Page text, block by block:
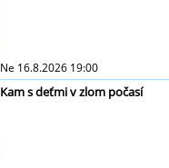
Ne 16.8.2026 19:00
Kam s deťmi v zlom počasí